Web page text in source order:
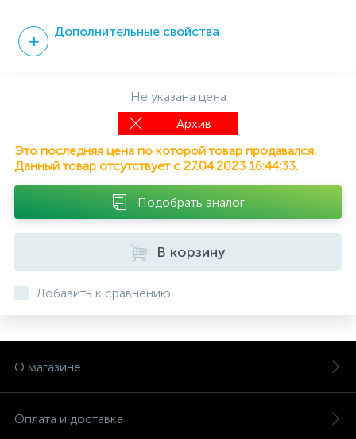
Дополнительные свойства
Не указана цена
Архив
Это последняя цена по которой товар продавался.
Данный товар отсутствует с 27.04.2023 16:44:33.
Подобрать аналог
В корзину
Добавить к сравнению
О магазине
Оплата и доставка